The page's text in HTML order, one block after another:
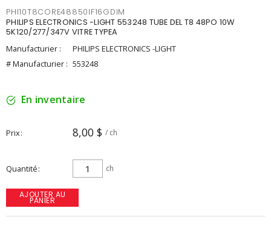
PHI10T8CORE48850IF16GDIM
PHILIPS ELECTRONICS -LIGHT 553248 TUBE DEL T8 48PO 10W
5K120/277/347V VITRE TYPEA
Manufacturier :
PHILIPS ELECTRONICS -LIGHT
# Manufacturier : 553248
En inventaire
Prix 8,00 $ / ch
Quantité ch
AJOUTER AU
PANIER